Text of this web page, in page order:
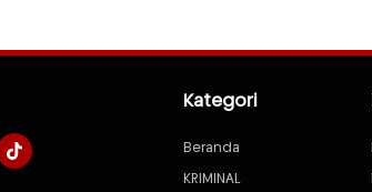
Kategori
Beranda
KRIMINAL